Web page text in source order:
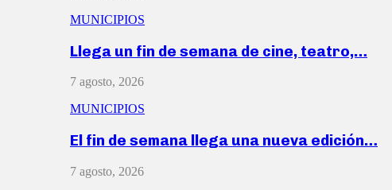
MUNICIPIOS
Llega un fin de semana de cine, teatro,…
7 agosto, 2026
MUNICIPIOS
El fin de semana llega una nueva edición…
7 agosto, 2026